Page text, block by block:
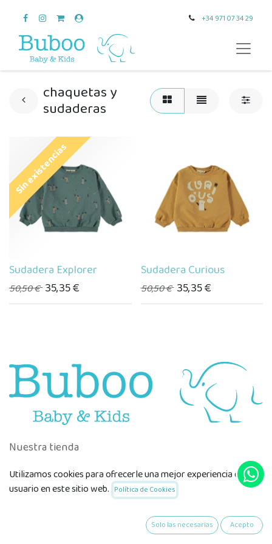
+34 971 07 34 29
chaquetas y
sudaderas
Sin existencias
Sudadera Explorer
50,50€ 35,35€
Sudadera Curious
50,50€ 35,35€
Nuestra tienda
Calle Josep Anselm Clavé, 10
07002 PALMA DE MALLORCA, Islas Baleares, Spain
Utilizamos cookies para ofrecerle una mejor experiencia de
usuario en este sitio web. Política de Cookies
Solo las necesarias Acepto